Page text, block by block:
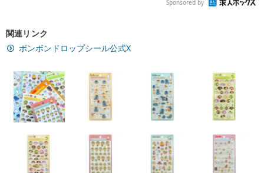
Sponsored by
関連リンク
ボンボンドロップシール公式X